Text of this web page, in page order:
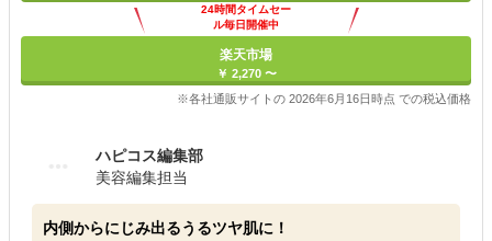
24時間タイムセー
ル毎日開催中
楽天市場
￥ 2,270 〜
※各社通販サイトの 2026年6月16日時点 での税込価格
ハピコス編集部
美容編集担当
内側からにじみ出るうるツヤ肌に！